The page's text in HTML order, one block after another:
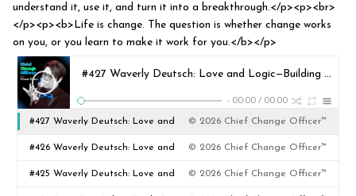
understand it, use it, and turn it into a breakthrough.</p><p><br>
</p><p><b>Life is change. The question is whether change works
on you, or you learn to make it work for you.</b></p>
#427 Waverly Deutsch: Love and Logic—Building Businesses That Actually Work—Part Three
- 00:00 / 00:00
#427 Waverly Deutsch: Love and
Logic—Building Businesses That
Actually Work—Part Three
© 2026 Chief Change Officer™
#426 Waverly Deutsch: Love and
Logic—Building Businesses That
© 2026 Chief Change Officer™
#425 Waverly Deutsch: Love and © 2026 Chief Change Officer™